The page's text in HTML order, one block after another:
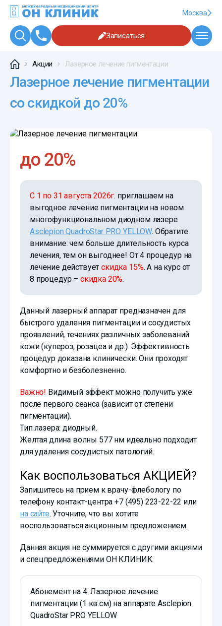
Москва
Записаться
Акции Лазерное лечение пигментации
Лазерное лечение пигментации
со скидкой до 20%
до 20%
С 1 по 31 августа 2026г. приглашаем на
выгодное лечение пигментации на новом
многофункциональном диодном лазере
Asclepion QuadroStar PRO YELLOW. Обратите
внимание: чем больше длительность курса
лечения, тем он выгоднее! От 4 процедур на
лечение действуетскидка 15%. А на курс от
8 процедур – скидка 20%.
Данный лазерный аппарат предназначен для
быстрого удаления пигментации и сосудистых
проявлений, течениях различных заболеваний
кожи (купероз, розацеа и др.). Эффективность
процедур доказана клинически. Они проходят
комфортно и безболезненно.
Важно! Видимый эффект можно получить уже
после первого сеанса (зависит от степени
пигментации).
Тип лазера: диодный.
Желтая длина волны 577 нм идеально подходит
для удаления сосудистых патологий.
Как воспользоваться АКЦИЕЙ?
Запишитесь на прием к врачу-флебологу по
телефону контакт-центра+7 (495) 223-22-22 или
на сайте. Уточните, что вы хотите
воспользоваться акционным предложением.
Данная акция не суммируется с другими акциями
и спецпредложениями ОН КЛИНИК.
Абонемент на 4: Лазерное лечение
пигментации (1 кв.см) на аппарате Asclepion
QuadroStar PRO YELLOW